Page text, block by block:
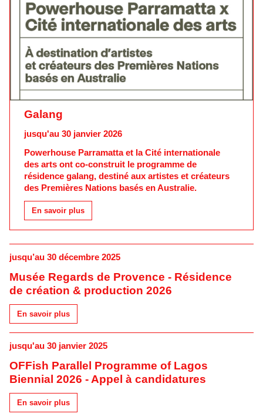
Galang
jusqu'au 30 janvier 2026
Powerhouse Parramatta et la Cité internationale
des arts ont co-construit le programme de
résidence galang, destiné aux artistes et créateurs
des Premières Nations basés en Australie.
En savoir plus
jusqu’au 30 décembre 2025
Musée Regards de Provence - Résidence
de création & production 2026
En savoir plus
jusqu'au 30 janvier 2025
OFFish Parallel Programme of Lagos
Biennial 2026 - Appel à candidatures
En savoir plus